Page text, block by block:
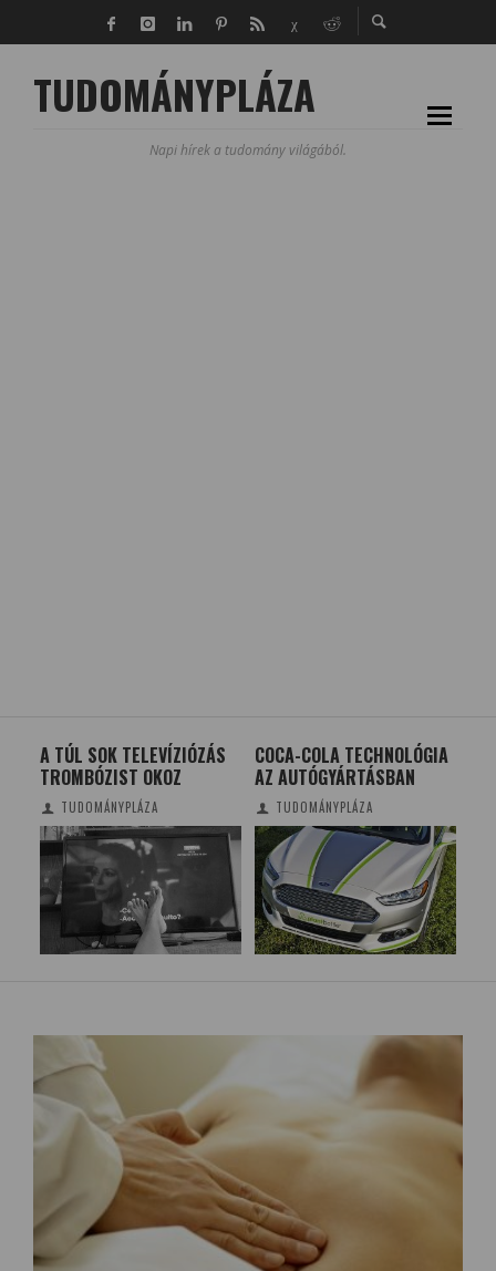
TUDOMÁNYPLÁZA
Napi hírek a tudomány világából.
A TÚL SOK TELEVÍZIÓZÁS
TROMBÓZIST OKOZ
TUDOMÁNYPLÁZA
COCA-COLA TECHNOLÓGIA
AZ AUTÓGYÁRTÁSBAN
TUDOMÁNYPLÁZA